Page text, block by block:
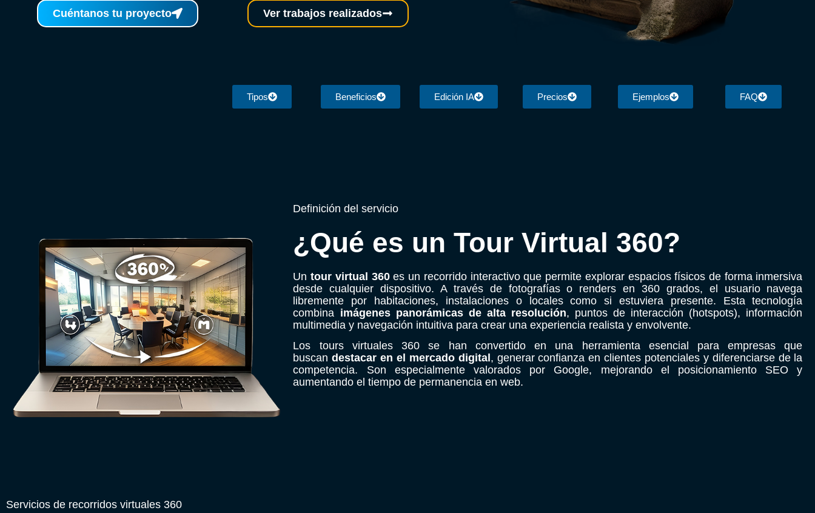
Cuéntanos tu proyecto Ver trabajos realizados
Tipos Beneficios Edición IA Precios Ejemplos FAQ
Definición del servicio
¿Qué es un Tour Virtual 360?
Untour virtual 360es un recorrido interactivo que permite explorar espacios físicos de forma inmersiva
desde cualquier dispositivo. A través de fotografías o renders en 360 grados, el usuario navega
libremente por habitaciones, instalaciones o locales como si estuviera presente. Esta tecnología
combina imágenes panorámicas de alta resolución, puntos de interacción (hotspots), información
multimedia y navegación intuitiva para crear una experiencia realista y envolvente.
Los tours virtuales 360 se han convertido en una herramienta esencial para empresas que
buscandestacar en el mercado digital , generar confianza en clientes potenciales y diferenciarse de la
competencia. Son especialmente valorados por Google, mejorando el posicionamiento SEO y
aumentando el tiempo de permanencia en web.
Servicios de recorridos virtuales 360